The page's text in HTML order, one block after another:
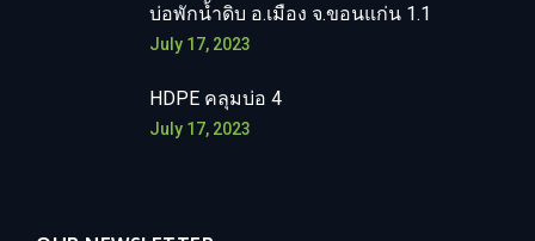
บ่อพักน้ำดิบ อ.เมือง จ.ขอนแก่น 1.1
July 17, 2023
HDPE คลุมบ่อ 4
July 17, 2023